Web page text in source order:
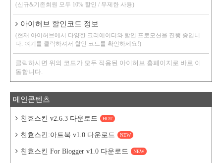
(신규&기존회원 모두 10% 할인 / 무제한 사용)
아이허브 할인코드 정보
(현재 아이허브에서 다양한 크리에이터와 할인 프로모션을 진행 중입니
다. 여기를 클릭하셔서 할인 코드를 확인하세요!)
클릭하시면 위의 코드가 모두 적용된 아이허브 홈페이지로 바로 이
동합니다.
메인콘텐츠
친효스킨 v2.6.3 다운로드 HOT
친효스킨:아트북 v1.0 다운로드 NEW
친효스킨 For Blogger v1.0 다운로드 NEW